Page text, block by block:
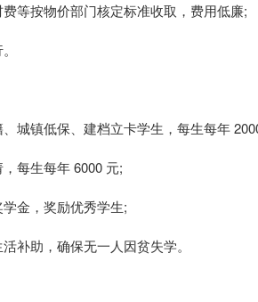
等按物价部门核定标准收取，费用低廉;
城镇低保、建档立卡学生，每生每年
每生每年 6000 元;
金，奖励优秀学生;
补助，确保无一人因贫失学。